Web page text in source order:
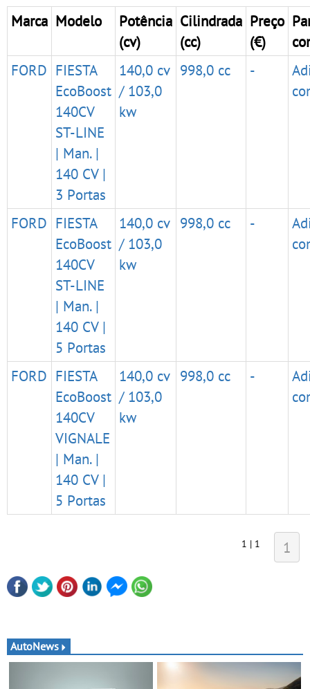
Marca Modelo
Potência
(cv)
Cilindrada
(cc)
Preço
(€)
FORD FIESTA
EcoBoost
140CV
ST-LINE
| Man. |
140 CV |
3 Portas
140,0 cv
/ 103,0
kw
998,0 cc -
FORD FIESTA
EcoBoost
140CV
ST-LINE
| Man. |
140 CV |
5 Portas
140,0 cv
/ 103,0
kw
998,0 cc -
FORD FIESTA
EcoBoost
140CV
VIGNALE
| Man. |
140 CV |
5 Portas
140,0 cv
/ 103,0
kw
998,0 cc -
1 | 1 1
AutoNews